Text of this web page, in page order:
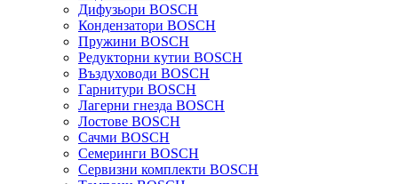
Дифузьори BOSCH
Кондензатори BOSCH
Пружини BOSCH
Редукторни кутии BOSCH
Въздуховоди BOSCH
Гарнитури BOSCH
Лагерни гнезда BOSCH
Лостове BOSCH
Сачми BOSCH
Семеринги BOSCH
Сервизни комплекти BOSCH